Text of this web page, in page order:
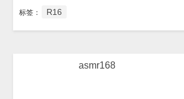
标签： R16
asmr168